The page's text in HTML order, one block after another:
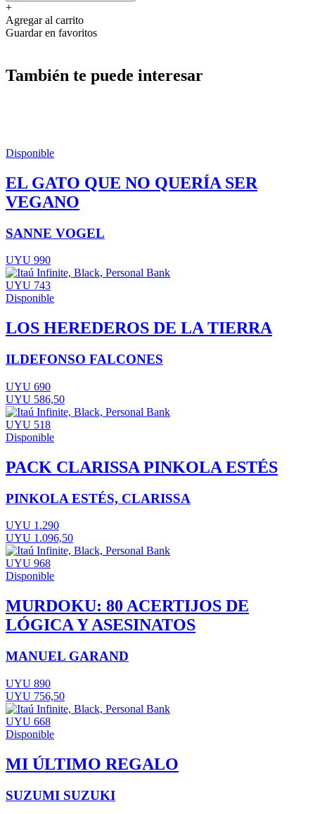
+
Agregar al carrito
Guardar en favoritos
También te puede interesar
Disponible
EL GATO QUE NO QUERÍA SER
VEGANO
SANNE VOGEL
UYU 990
UYU 743
Disponible
LOS HEREDEROS DE LA TIERRA
ILDEFONSO FALCONES
UYU 690
UYU 586,50
UYU 518
Disponible
PACK CLARISSA PINKOLA ESTÉS
PINKOLA ESTÉS, CLARISSA
UYU 1.290
UYU 1.096,50
UYU 968
Disponible
MURDOKU: 80 ACERTIJOS DE
LÓGICA Y ASESINATOS
MANUEL GARAND
UYU 890
UYU 756,50
UYU 668
Disponible
MI ÚLTIMO REGALO
SUZUMI SUZUKI